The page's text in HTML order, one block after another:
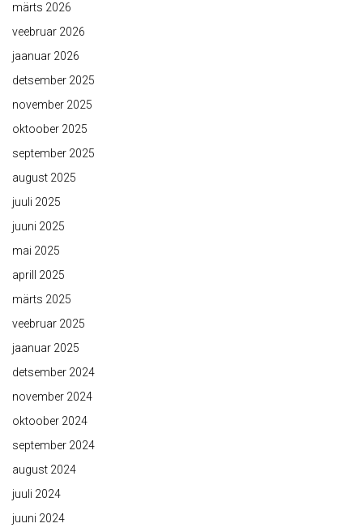
märts 2026
veebruar 2026
jaanuar 2026
detsember 2025
november 2025
oktoober 2025
september 2025
august 2025
juuli 2025
juuni 2025
mai 2025
aprill 2025
märts 2025
veebruar 2025
jaanuar 2025
detsember 2024
november 2024
oktoober 2024
september 2024
august 2024
juuli 2024
juuni 2024